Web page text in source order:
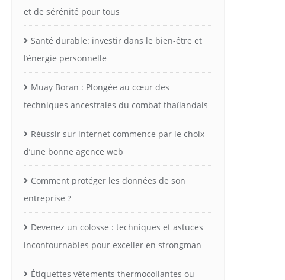
et de sérénité pour tous
Santé durable: investir dans le bien-être et
l’énergie personnelle
Muay Boran : Plongée au cœur des
techniques ancestrales du combat thaïlandais
Réussir sur internet commence par le choix
d’une bonne agence web
Comment protéger les données de son
entreprise ?
Devenez un colosse : techniques et astuces
incontournables pour exceller en strongman
Étiquettes vêtements thermocollantes ou